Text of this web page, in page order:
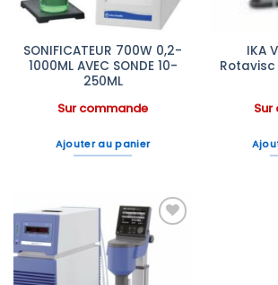
SONIFICATEUR 700W 0,2-
1000ML AVEC SONDE 10-
250ML
Sur commande
Ajouter au panier
IKA
Ajouter